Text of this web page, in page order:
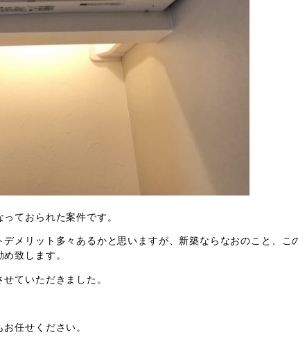
ておられた案件です。
メリット多々あるかと思いますが、新築ならなおのこと、こ
致します。
ていただきました。
任せください。